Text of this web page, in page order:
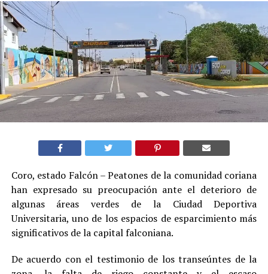
Coro, estado Falcón – Peatones de la comunidad coriana
han expresado su preocupación ante el deterioro de
algunas áreas verdes de la Ciudad Deportiva
Universitaria, uno de los espacios de esparcimiento más
significativos de la capital falconiana.
De acuerdo con el testimonio de los transeúntes de la